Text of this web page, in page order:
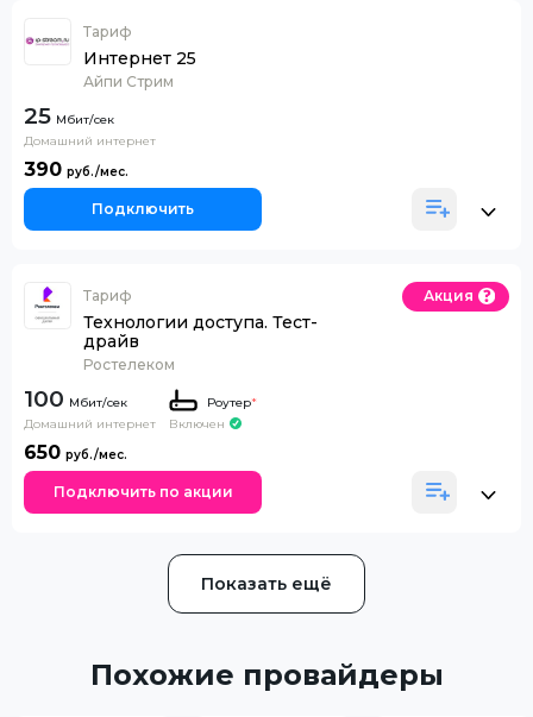
Тариф
Интернет 25
Айпи Стрим
25
Домашний интернет
390
Подключить
Тариф
Технологии доступа. Тест-
драйв
Ростелеком
Акция
100
Домашний интернет
Роутер*
Включен
650
Подключить по акции
Показать ещё
Похожие провайдеры